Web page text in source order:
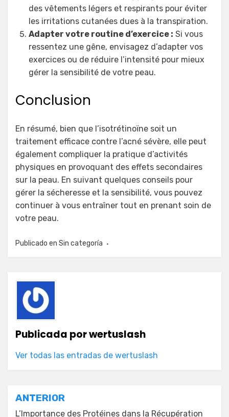
des vêtements légers et respirants pour éviter
les irritations cutanées dues à la transpiration.
Adapter votre routine d’exercice : Si vous
ressentez une gêne, envisagez d’adapter vos
exercices ou de réduire l’intensité pour mieux
gérer la sensibilité de votre peau.
Conclusion
En résumé, bien que l’isotrétinoïne soit un
traitement efficace contre l’acné sévère, elle peut
également compliquer la pratique d’activités
physiques en provoquant des effets secondaires
sur la peau. En suivant quelques conseils pour
gérer la sécheresse et la sensibilité, vous pouvez
continuer à vous entraîner tout en prenant soin de
votre peau.
Publicado en Sin categoría
Publicada porwertuslash
Ver todas las entradas de wertuslash
Navegación
ANTERIOR
L’Importance des Protéines dans la Récupération